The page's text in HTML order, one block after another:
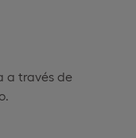
a través de